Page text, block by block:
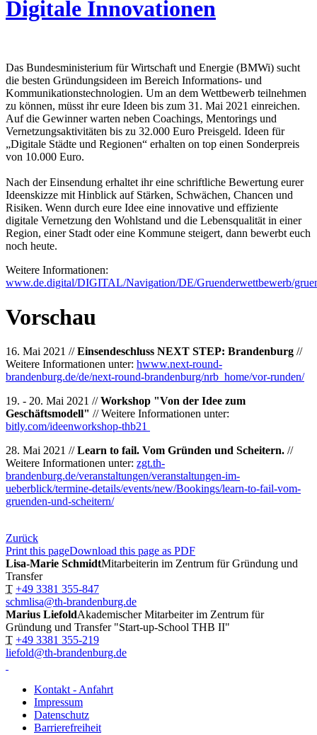
Digitale Innovationen
Das Bundesministerium für Wirtschaft und Energie (BMWi) sucht
die besten Gründungsideen im Bereich Informations- und
Kommunikationstechnologien. Um an dem Wettbewerb teilnehmen
zu können, müsst ihr eure Ideen bis zum 31. Mai 2021 einreichen.
Auf die Gewinner warten neben Coachings, Mentorings und
Vernetzungsaktivitäten bis zu 32.000 Euro Preisgeld. Ideen für
„Digitale Städte und Regionen“ erhalten on top einen Sonderpreis
von 10.000 Euro.
Nach der Einsendung erhaltet ihr eine schriftliche Bewertung eurer
Ideenskizze mit Hinblick auf Stärken, Schwächen, Chancen und
Risiken. Wenn durch eure Idee eine innovative und effiziente
digitale Vernetzung den Wohlstand und die Lebensqualität in einer
Region, einer Stadt oder eine Kommune steigert, dann bewerbt euch
noch heute.
Weitere Informationen:
www.de.digital/DIGITAL/Navigation/DE/Gruenderwettbewerb/
Vorschau
16. Mai 2021 //Einsendeschluss NEXT STEP: Brandenburg //
Weitere Informationen unter: hwww.next-round-
brandenburg.de/de/next-round-brandenburg/nrb_home/vor-runden/
19. - 20. Mai 2021 //Workshop "Von der Idee zum
Geschäftsmodell" // Weitere Informationen unter:
bitly.com/ideenworkshop-thb21
28. Mai 2021 //Learn to fail. Vom Gründen und Scheitern. //
Weitere Informationen unter: zgt.th-
brandenburg.de/veranstaltungen/veranstaltungen-im-
ueberblick/termine-details/events/new/Bookings/learn-to-fail-vom-
gruenden-und-scheitern/
Zurück
Print this pageDownload this page as PDF
Lisa-Marie SchmidtMitarbeiterin im Zentrum für Gründung und
Transfer
T +49 3381 355-847
schmlisa@th-brandenburg.de
Marius LiefoldAkademischer Mitarbeiter im Zentrum für
Gründung und Transfer "Start-up-School THB II"
T +49 3381 355-219
liefold@th-brandenburg.de
Kontakt - Anfahrt
Impressum
Datenschutz
Barrierefreiheit